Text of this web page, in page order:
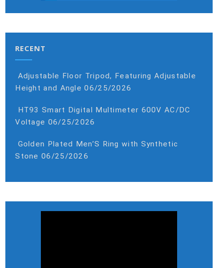
RECENT
Adjustable Floor Tripod, Featuring Adjustable
Height and Angle 06/25/2026
HT93 Smart Digital Multimeter 600V AC/DC
Voltage 06/25/2026
Golden Plated Men’S Ring with Synthetic
Stone 06/25/2026